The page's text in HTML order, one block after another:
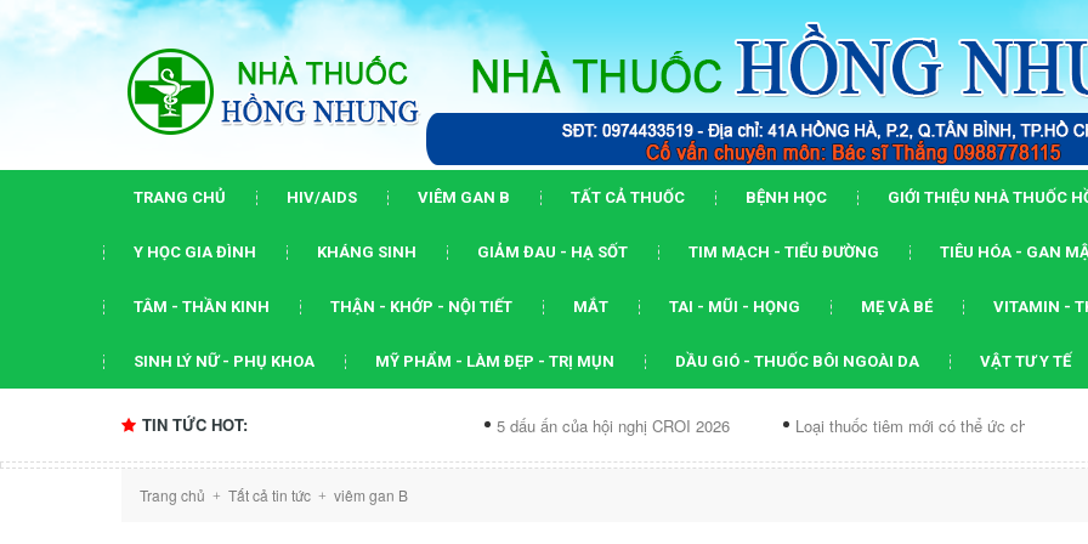
TRANG CHỦ HIV/AIDS VIÊM GAN B TẤT CẢ THUỐC BỆNH HỌC GIỚI THIỆU NHÀ THUỐC
Y HỌC GIA ĐÌNH KHÁNG SINH GIẢM ĐAU - HẠ SỐT TIM MẠCH - TIỂU ĐƯỜNG TIÊU HÓA - GAN
TÂM - THẦN KINH THẬN - KHỚP - NỘI TIẾT MẮT TAI - MŨI - HỌNG MẸ VÀ BÉ VITAMIN -
SINH LÝ NỮ - PHỤ KHOA MỸ PHẨM - LÀM ĐẸP - TRỊ MỤN DẦU GIÓ - THUỐC BÔI NGOÀI DA VẬT TƯ Y TẾ
TIN TỨC HOT: 5 dấu ấn của hội nghị CROI 2026 Loại thuốc tiêm mới có thể ức chế... Dạng
Trang chủ + Tất cả tin tức + viêm gan B